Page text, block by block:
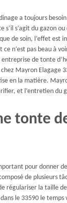
a toujours
s’agit du gazon ou
de soin, l’effet est
n’est pas beau à
de tonte
Mayron Elagage
en la matière.
et l’entretien du
tonte
pour donner
de plusieurs
régulariser la taille
le 33590 le temps